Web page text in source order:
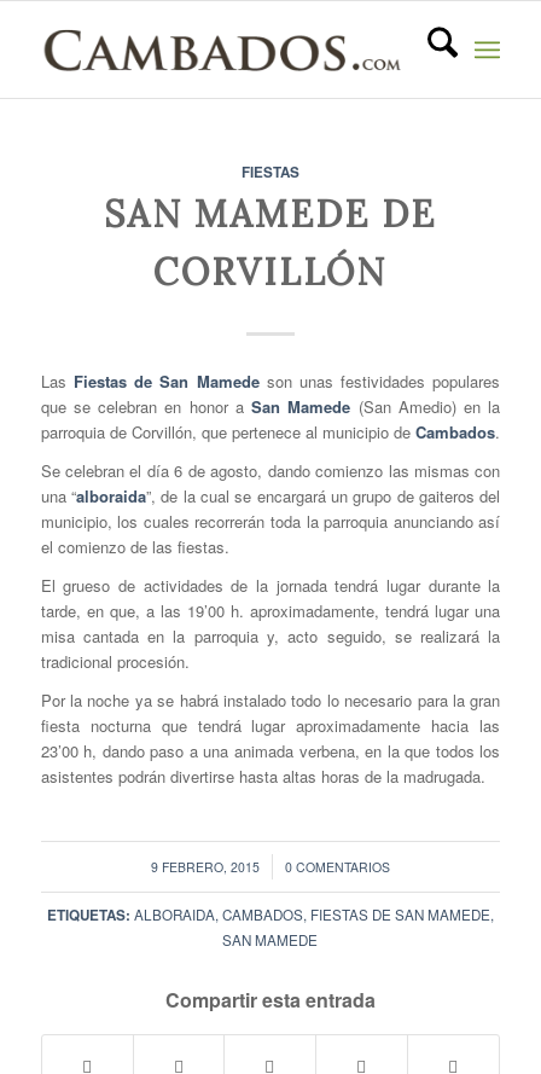
FIESTAS
SAN MAMEDE DE
CORVILLÓN
Las Fiestas de San Mamedeson unas festividades populares
que se celebran en honor aSan Mamede (San Amedio) en la
parroquia de Corvillón, que pertenece al municipio de Cambados.
Se celebran el día 6 de agosto, dando comienzo las mismas con
una “alboraida”, de la cual se encargará un grupo de gaiteros del
municipio, los cuales recorrerán toda la parroquia anunciando así
el comienzo de las fiestas.
El grueso de actividades de la jornada tendrá lugar durante la
tarde, en que, a las 19’00 h. aproximadamente, tendrá lugar una
misa cantada en la parroquia y, acto seguido, se realizará la
tradicional procesión.
Por la noche ya se habrá instalado todo lo necesario para la gran
fiesta nocturna que tendrá lugar aproximadamente hacia las
23’00 h, dando paso a una animada verbena, en la que todos los
asistentes podrán divertirse hasta altas horas de la madrugada.
9 FEBRERO, 2015
/ 0 COMENTARIOS
ETIQUETAS: ALBORAIDA,CAMBADOS, FIESTAS DE SAN MAMEDE,
SAN MAMEDE
Compartir esta entrada